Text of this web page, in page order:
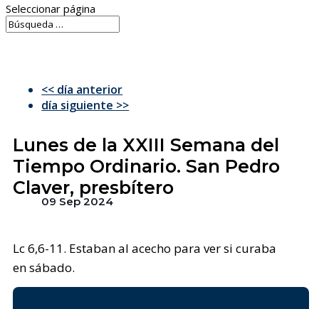
Seleccionar página
<< día anterior
día siguiente >>
Lunes de la XXIII Semana del
Tiempo Ordinario. San Pedro
Claver, presbítero
09 Sep 2024
Lc 6,6-11. Estaban al acecho para ver si curaba
en sábado.